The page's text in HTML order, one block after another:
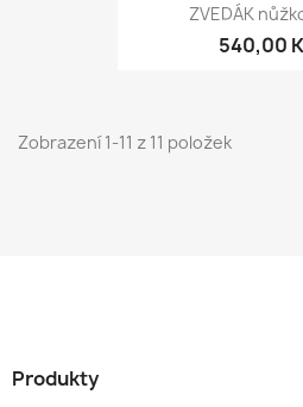
ZVEDÁK
540,00
Zobrazení 1-11 z 11 položek
Produkty